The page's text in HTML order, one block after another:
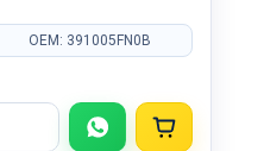
OEM: 391005FN0B